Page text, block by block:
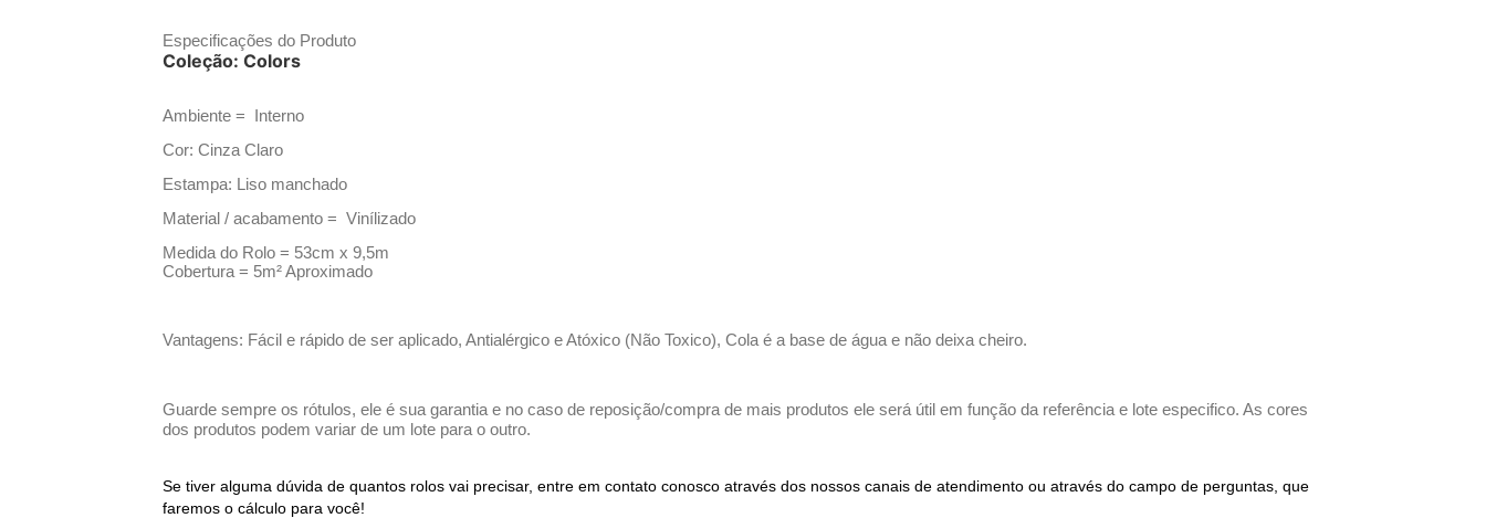
Especificações do Produto
Coleção: Colors
Ambiente = Interno
Cor: Cinza Claro
Estampa: Liso manchado
Material / acabamento = Vinílizado
Medida do Rolo = 53cm x 9,5m
Cobertura = 5m² Aproximado
Vantagens: Fácil e rápido de ser aplicado, Antialérgico e Atóxico (Não Toxico), Cola é a base de água e não deixa cheiro.
Guarde sempre os rótulos, ele é sua garantia e no caso de reposição/compra de mais produtos ele será útil em função da referência e lote especifico. As cores
dos produtos podem variar de um lote para o outro.
Se tiver alguma dúvida de quantos rolos vai precisar, entre em contato conosco através dos nossos canais de atendimento ou através do campo de perguntas, que
faremos o cálculo para você!